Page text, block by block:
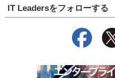
IT Leadersをフォローする